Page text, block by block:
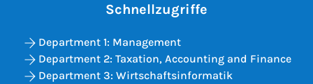
Schnellzugriffe
Department 1: Management
Department 2: Taxation, Accounting and Finance
Department 3: Wirtschaftsinformatik